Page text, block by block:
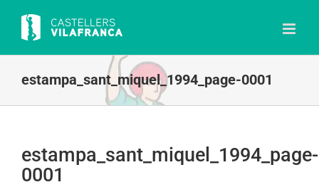
content
estampa_sant_miquel_1994_page-0001
estampa_sant_miquel_1994_page-
0001